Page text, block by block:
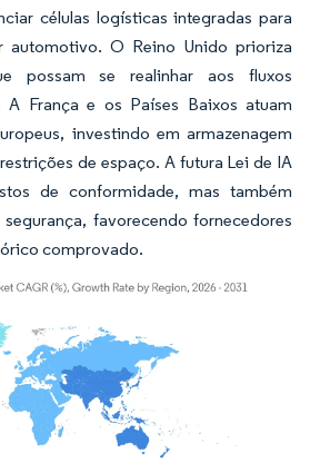
células logísticas integradas para
automotivo. O Reino Unido prioriza
possam se realinhar aos fluxos
A França e os Países Baixos atuam
investindo em armazenagem
de espaço. A futura Lei de IA
de conformidade, mas também
favorecendo fornecedores
comprovado.